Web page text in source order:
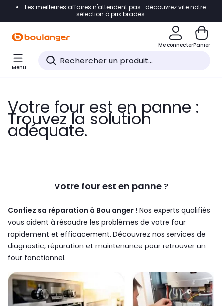
Accéder directement à la navigation
Accéder directement au pied de page
Accéder directement au chatbot
Les meilleures affaires n'attendent pas : découvrez vite notre
sélection à prix bradés.
Me connecterPanier
Menu
Votre four est en panne :
Trouvez la solution
adéquate.
Votre four est en panne ?
Confiez sa réparation à Boulanger ! Nos experts qualifiés
vous aident à résoudre les problèmes de votre four
rapidement et efficacement. Découvrez nos services de
diagnostic, réparation et maintenance pour retrouver un
four fonctionnel.